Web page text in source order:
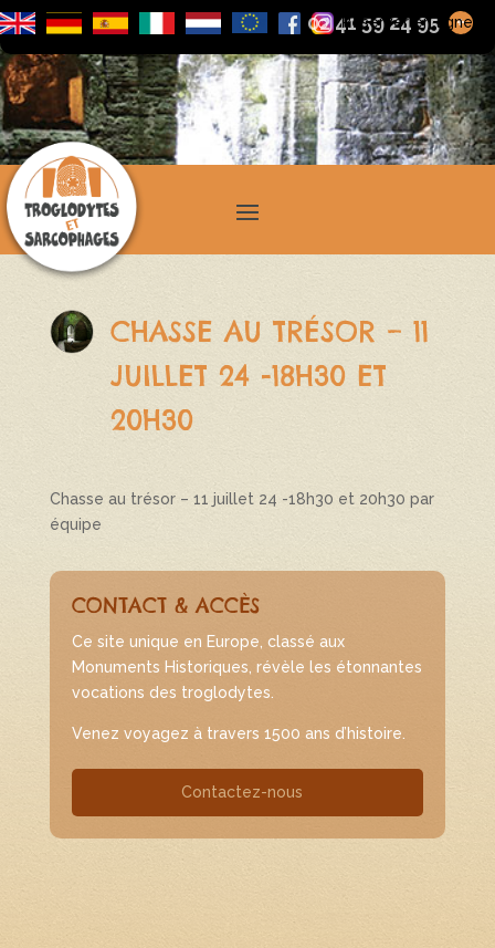
02 41 59 24 95 +
Réserver en ligne
CHASSE AU TRÉSOR – 11
JUILLET 24 -18H30 ET
20H30
Chasse au trésor – 11 juillet 24 -18h30 et 20h30 par
équipe
CONTACT & ACCÈS
Ce site unique en Europe, classé aux
Monuments Historiques, révèle les étonnantes
vocations des troglodytes.
Venez voyagez à travers 1500 ans d’histoire.
Contactez-nous